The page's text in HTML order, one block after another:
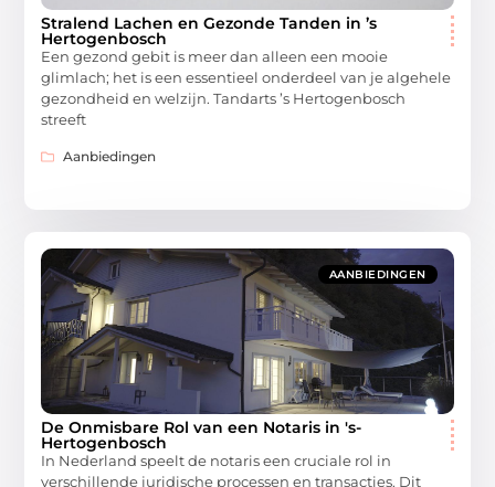
Stralend Lachen en Gezonde Tanden in ’s
Hertogenbosch
Een gezond gebit is meer dan alleen een mooie
glimlach; het is een essentieel onderdeel van je algehele
gezondheid en welzijn. Tandarts ’s Hertogenbosch
streeft
Aanbiedingen
AANBIEDINGEN
De Onmisbare Rol van een Notaris in 's-
Hertogenbosch
In Nederland speelt de notaris een cruciale rol in
verschillende juridische processen en transacties. Dit